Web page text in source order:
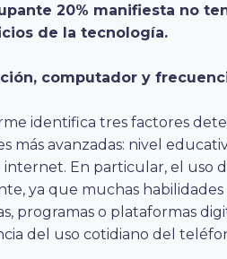
20% manifiesta no
de la tecnología.
computador y
identifica tres factores
más avanzadas: nivel
internet. En particular, el uso
ya que muchas
programas o plataformas
del uso cotidiano del